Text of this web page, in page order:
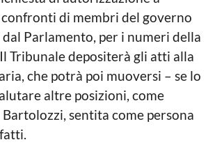
di membri del governo
Parlamento, per i numeri della
Tribunale depositerà gli atti alla
che potrà poi muoversi – se lo
altre posizioni, come
sentita come persona